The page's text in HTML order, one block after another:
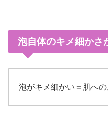
泡自体のキメ細かさ
泡がキメ細かい＝肌へ